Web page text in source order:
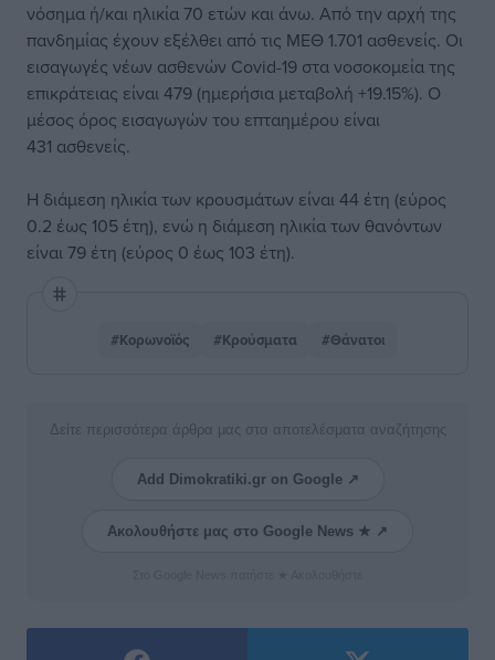
νόσημα ή/και ηλικία 70 ετών και άνω. Από την αρχή της
πανδημίας έχουν εξέλθει από τις ΜΕΘ 1.701 ασθενείς. Οι
εισαγωγές νέων ασθενών Covid-19 στα νοσοκομεία της
επικράτειας είναι 479 (ημερήσια μεταβολή +19.15%). Ο
μέσος όρος εισαγωγών του επταημέρου είναι
431 ασθενείς.
Η διάμεση ηλικία των κρουσμάτων είναι 44 έτη (εύρος
0.2 έως 105 έτη), ενώ η διάμεση ηλικία των θανόντων
είναι 79 έτη (εύρος 0 έως 103 έτη).
#Κορωνοϊός #Κρούσματα #Θάνατοι
Δείτε περισσότερα άρθρα μας στα αποτελέσματα αναζήτησης
Add Dimokratiki.gr on Google ↗
Ακολουθήστε μας στο Google News ★ ↗